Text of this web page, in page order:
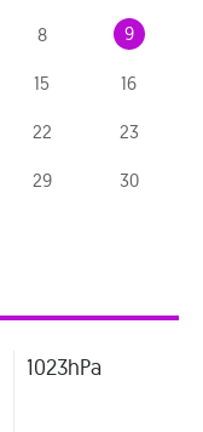
8 9
15 16
22 23
29 30
1023hPa